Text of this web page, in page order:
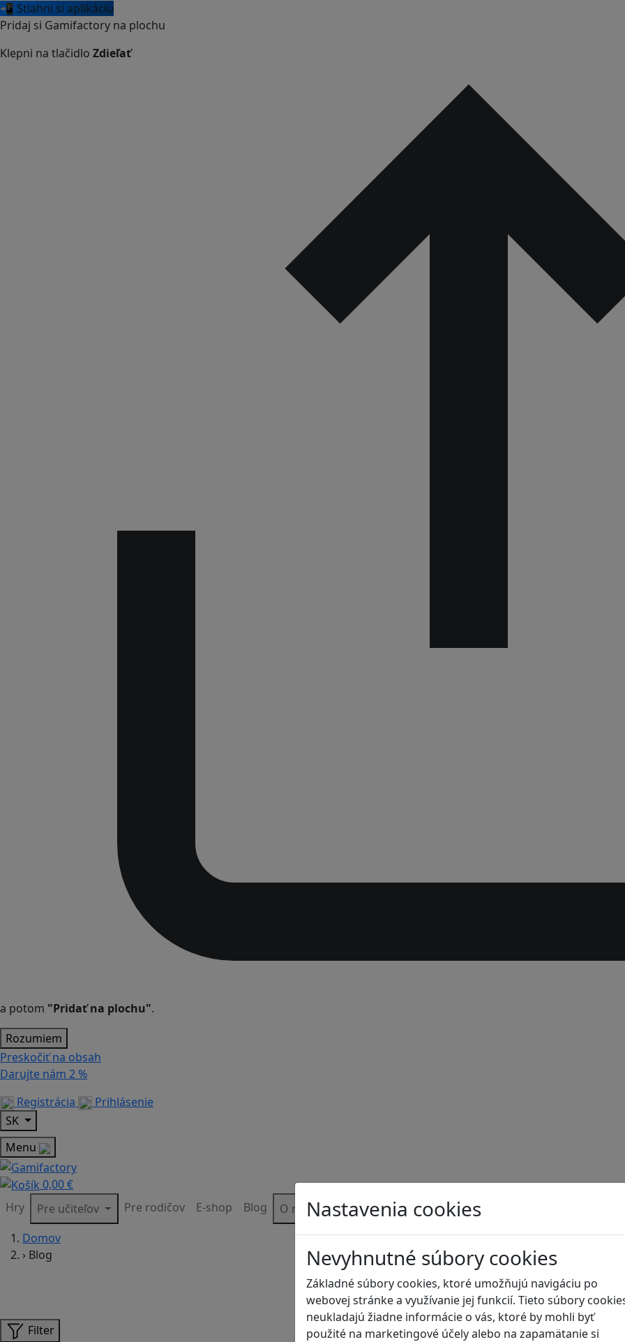
📲 Stiahni si aplikáciu
Pridaj si Gamifactory na plochu
Klepni na tlačidlo Zdieľať
a potom "Pridať na plochu".
Rozumiem
Preskočiť na obsah
Darujte nám 2 %
Registrácia
Prihlásenie
SK
Menu
0,00 €
Hry
Pre učiteľov Pre rodičov E-shop Blog O násNastavenia cookies
Nevyhnutné súbory cookies
Základné súbory cookies, ktoré umožňujú navigáciu po
webovej stránke a využívanie jej funkcií. Tieto súbory
neukladajú žiadne informácie o vás, ktoré by mohli byť
použité na marketingové účely alebo na zapamätanie si
Domov
› Blog
Blog
Filter